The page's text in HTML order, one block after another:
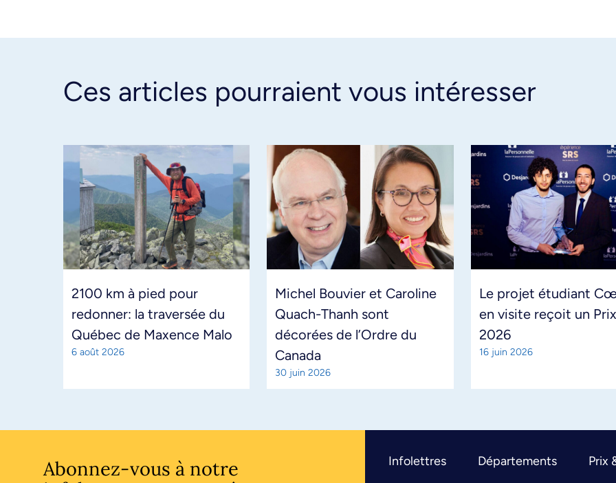
Ces articles pourraient vous intéresser
2100 km à pied pour
redonner: la traversée du
Québec de Maxence Malo
6 août 2026
Michel Bouvier et Caroline
Quach-Thanh sont
décorées de l’Ordre du
Canada
30 juin 2026
Le projet étudiant
en visite reçoit un
2026
16 juin 2026
Abonnez-vous à notre
Infolettres Départements Prix